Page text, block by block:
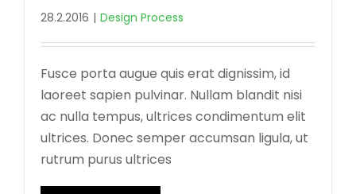
28.2.2016 | Design Process
Fusce porta augue quis erat dignissim, id
laoreet sapien pulvinar. Nullam blandit nisi
ac nulla tempus, ultrices condimentum elit
ultrices. Donec semper accumsan ligula, ut
rutrum purus ultrices